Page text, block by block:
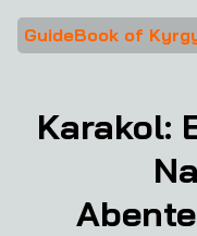
GuideBook of
Karakol: